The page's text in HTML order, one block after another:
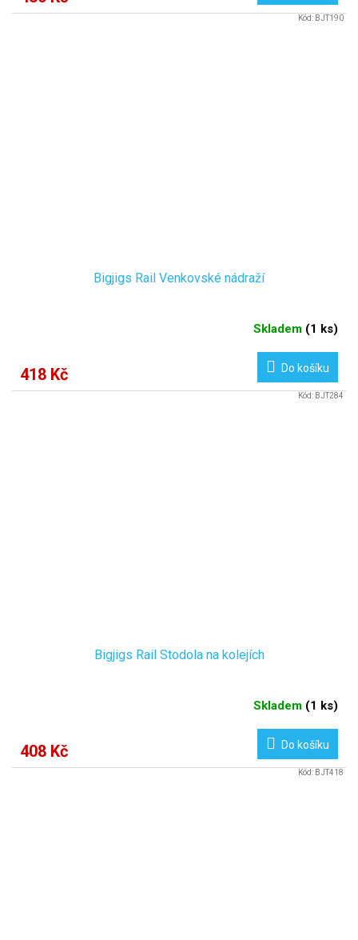
Bigjigs Rail Venkovské nádraží
Skladem (1 ks)
418 Kč Do košíku
Kód: BJT190
Bigjigs Rail Stodola na kolejích
Skladem (1 ks)
408 Kč Do košíku
Kód: BJT284
Kód: BJT418